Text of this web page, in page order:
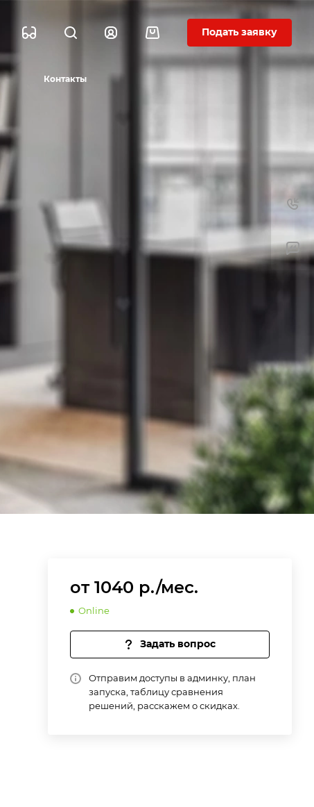
Подать заявку
Контакты
от 1040 р./мес.
Online
Задать вопрос
Отправим доступы в админку, план
запуска, таблицу сравнения
решений, расскажем о скидках.